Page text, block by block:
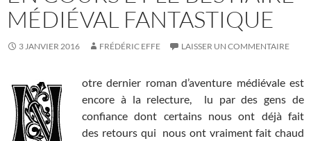
MÉDIÉVAL FANTASTIQUE
3 JANVIER 2016 FRÉDÉRIC EFFE LAISSER UN COMMENTAIRE
otre dernier roman d’aventure médiévale est
encore à la relecture, lu par des gens de
confiance dont certains nous ont déjà fait
des retours qui nous ont vraiment fait chaud